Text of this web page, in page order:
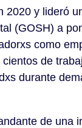
y lideró
(GOSH) a
como
de
durante
de una